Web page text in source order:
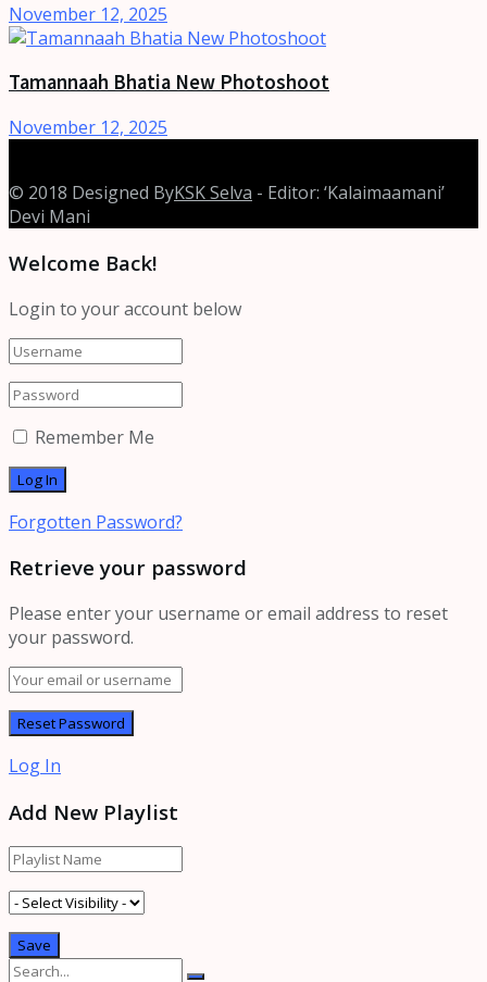
November 12, 2025
Tamannaah Bhatia New Photoshoot
November 12, 2025
© 2018 Designed ByKSK Selva - Editor: ‘Kalaimaamani’
Devi Mani
Welcome Back!
Login to your account below
Remember Me
Forgotten Password?
Retrieve your password
Please enter your username or email address to reset
your password.
Log In
Add New Playlist